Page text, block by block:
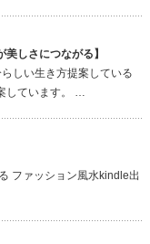
しさにつながる】
しい生き方提案している
しています。 …
ファッション風水kindle出